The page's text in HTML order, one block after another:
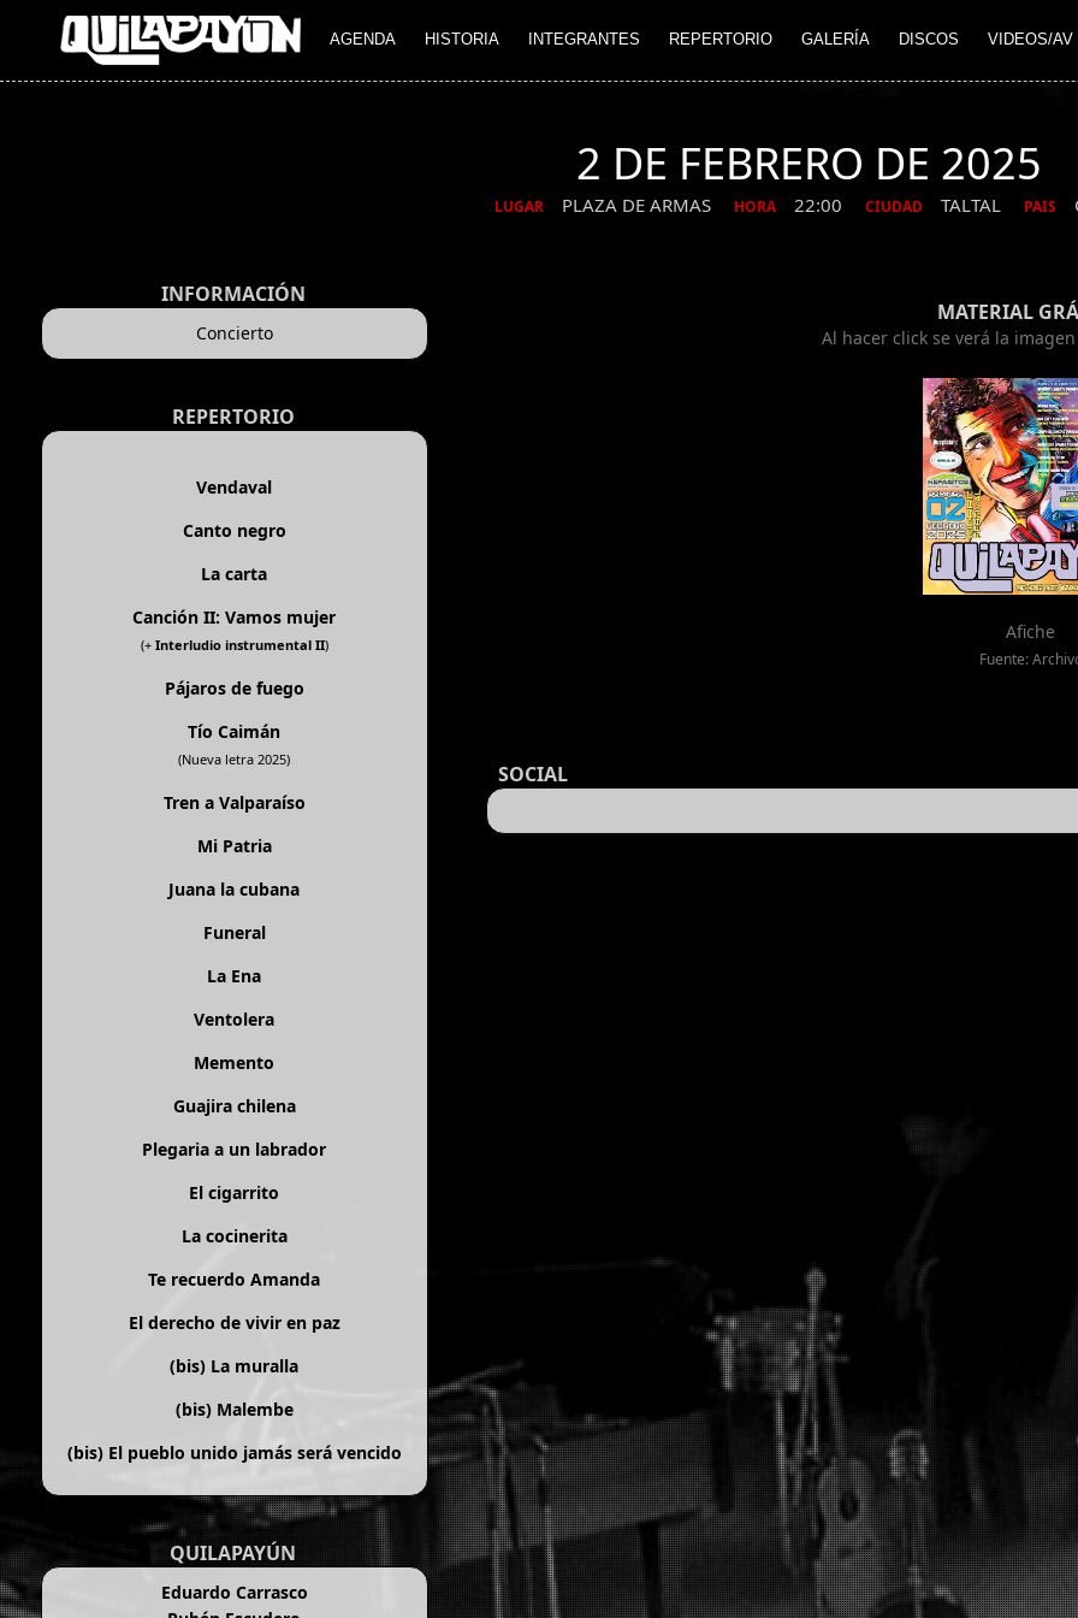
AGENDA HISTORIA INTEGRANTES REPERTORIO GALERÍA DISCOS VIDEOS/AV
2 DE FEBRERO DE 2025
LUGAR PLAZA DE ARMAS HORA 22:00 CIUDAD TALTAL PAIS
INFORMACIÓN
Concierto
REPERTORIO
Vendaval
Canto negro
La carta
Canción II: Vamos mujer
(+ Interludio instrumental II)
Pájaros de fuego
Tío Caimán
(Nueva letra 2025)
Tren a Valparaíso
Mi Patria
Juana la cubana
Funeral
La Ena
Ventolera
Memento
Guajira chilena
Plegaria a un labrador
El cigarrito
La cocinerita
Te recuerdo Amanda
El derecho de vivir en paz
(bis) La muralla
(bis) Malembe
(bis) El pueblo unido jamás será vencido
QUILAPAYÚN
Eduardo Carrasco
MATERIAL
Al hacer click se verá la
Afiche
Fuente:
SOCIAL